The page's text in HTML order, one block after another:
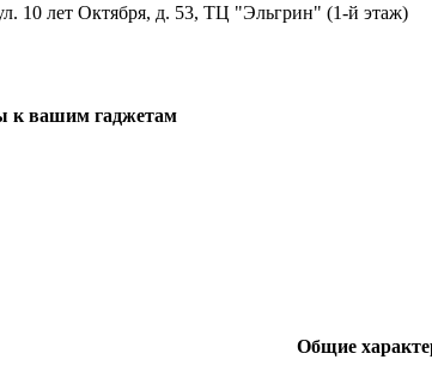
10 лет Октября, д. 53, ТЦ "Эльгрин" (1-й этаж)
к вашим гаджетам
Общие